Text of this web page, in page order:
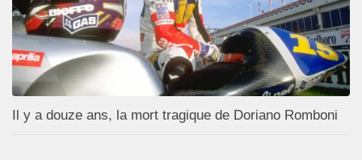
Il y a douze ans, la mort tragique de Doriano Romboni